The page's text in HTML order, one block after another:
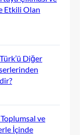
Etkili Olan
Diğer
ve
İçinde